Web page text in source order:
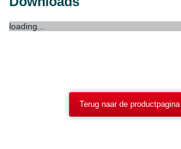
loading...
Terug naar de productpagina